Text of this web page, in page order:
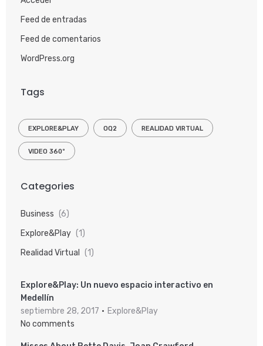
Feed de entradas
Feed de comentarios
WordPress.org
Tags
EXPLORE&PLAY OQ2 REALIDAD VIRTUAL
VIDEO 360º
Categories
Business (6)
Explore&Play (1)
Realidad Virtual
(1)
Explore&Play: Un nuevo espacio interactivo en
Medellín
septiembre 28, 2017
Explore&Play
No comments